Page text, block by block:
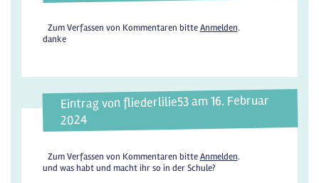
Zum Verfassen von Kommentaren bitteAnmelden.
danke
Eintrag von fliederlilie53 am 16. Februar
2024
Zum Verfassen von Kommentaren bitteAnmelden.
und was habt und macht ihr so in der Schule?